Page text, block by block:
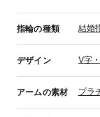
指輪の種類 結婚
デザイン V字
アームの素材 プラ